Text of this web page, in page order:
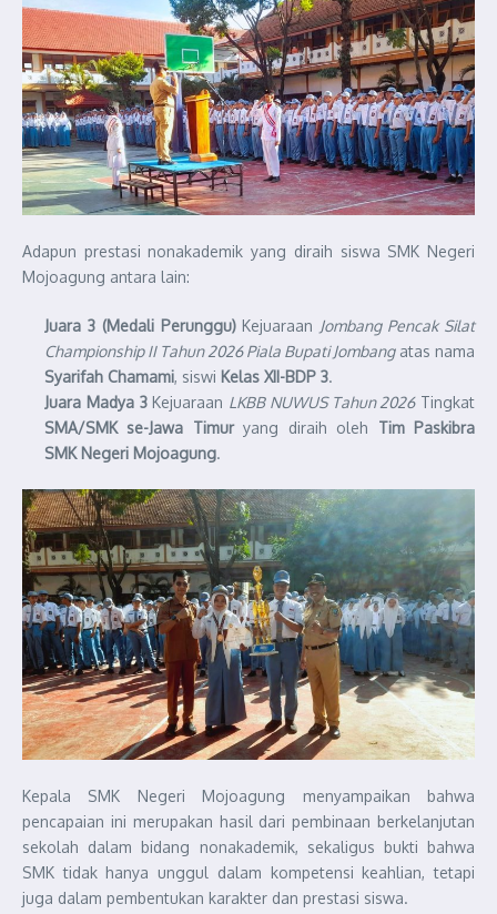
Adapun prestasi nonakademik yang diraih siswa SMK Negeri
Mojoagung antara lain:
Juara 3 (Medali Perunggu)Kejuaraan Jombang Pencak Silat
Championship II Tahun 2026 Piala Bupati Jombangatas nama
Syarifah Chamami, siswi Kelas XII-BDP 3.
Juara Madya 3Kejuaraan LKBB NUWUS Tahun 2026Tingkat
SMA/SMK se-Jawa Timuryang diraih oleh Tim Paskibra
SMK Negeri Mojoagung.
Kepala SMK Negeri Mojoagung menyampaikan bahwa
pencapaian ini merupakan hasil dari pembinaan berkelanjutan
sekolah dalam bidang nonakademik, sekaligus bukti bahwa
SMK tidak hanya unggul dalam kompetensi keahlian, tetapi
juga dalam pembentukan karakter dan prestasi siswa.